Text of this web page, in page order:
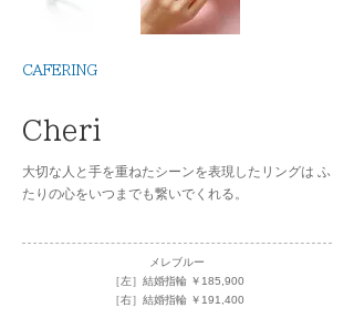
CAFERING
Cheri
大切な人と手を重ねたシーンを表現したリングは ふ
たりの心をいつまでも繋いでくれる。
メレブルー
［左］結婚指輪 ￥185,900
［右］結婚指輪 ￥191,400